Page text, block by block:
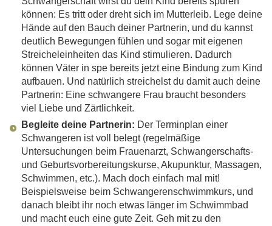
können: Es tritt oder dreht sich im Mutterleib. Lege deine
Hände auf den Bauch deiner Partnerin, und du kannst
deutlich Bewegungen fühlen und sogar mit eigenen
Streicheleinheiten das Kind stimulieren. Dadurch
können Väter in spe bereits jetzt eine Bindung zum Kind
aufbauen. Und natürlich streichelst du damit auch deine
Partnerin: Eine schwangere Frau braucht besonders
viel Liebe und Zärtlichkeit.
Begleite deine Partnerin: Der Terminplan einer
Schwangeren ist voll belegt (regelmäßige
Untersuchungen beim Frauenarzt, Schwangerschafts-
und Geburtsvorbereitungskurse, Akupunktur, Massagen,
Schwimmen, etc.). Mach doch einfach mal mit!
Beispielsweise beim Schwangerenschwimmkurs, und
danach bleibt ihr noch etwas länger im Schwimmbad
und macht euch eine gute Zeit. Geh mit zu den